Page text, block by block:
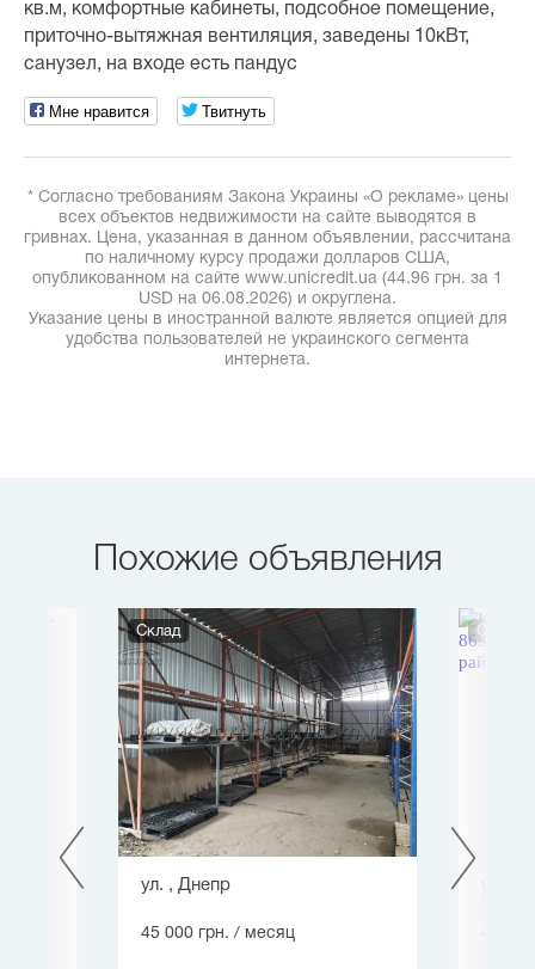
кв.м, комфортные кабинеты, подсобное помещение,
приточно-вытяжная вентиляция, заведены 10кВт,
санузел, на входе есть пандус
Мне нравится Твитнуть
* Согласно требованиям Закона Украины «О рекламе» цены
всех объектов недвижимости на сайте выводятся в
гривнах. Цена, указанная в данном объявлении, рассчитана
по наличному курсу продажи долларов США,
опубликованном на сайте www.unicredit.ua (44.96 грн. за 1
USD на 06.08.2026) и округлена.
Указание цены в иностранной валюте является опцией для
удобства пользователей не украинского сегмента
интернета.
Похожие объявления
Склад
ул. , Днепр
45 000 грн. / месяц
Офис